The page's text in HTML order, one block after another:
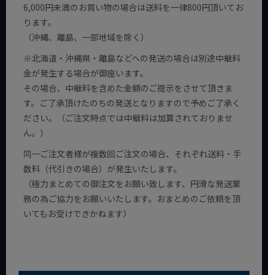
6,000円未満のお買い物の場合は送料を一律800円頂いてお
ります。
（沖縄、離島、一部地域を除く）
※北海道・沖縄県・離島などへの発送の場合は別途中継料
金が発生する場合が御座います。
その場合、中継料を含めた金額のご提示をさせて頂きま
す。ご了承頂けたのちの発送となりますので予めご了承く
ださい。（ご注文時点では中継料は加算されておりませ
ん。）
同一ご注文者様が複数回ご注文の場合、それぞれ送料・手
数料（代引きの場合）が発生いたします。
（極力まとめての御注文をお願い致します、円滑な発送業
務の為ご協力をお願いいたします。おまとめのご依頼を頂
いてもお受けできかねます）